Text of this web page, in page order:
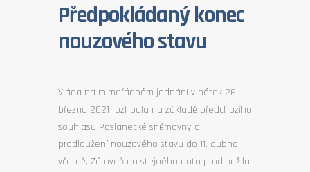
Předpokládaný konec
nouzového stavu
Vláda na mimořádném jednání v pátek 26.
března 2021 rozhodla na základě předchozího
souhlasu Poslanecké sněmovny o
prodloužení nouzového stavu do 11. dubna
včetně. Zároveň do stejného data prodloužila